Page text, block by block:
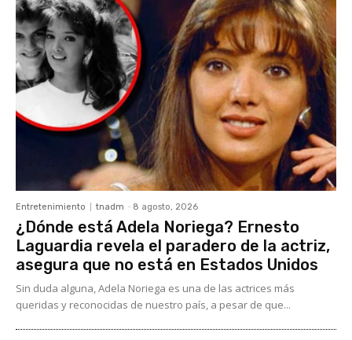
Entretenimiento tnadm - 8 agosto, 2026
¿Dónde está Adela Noriega? Ernesto
Laguardia revela el paradero de la actriz,
asegura que no está en Estados Unidos
Sin duda alguna, Adela Noriega es una de las actrices más
queridas y reconocidas de nuestro país, a pesar de que...